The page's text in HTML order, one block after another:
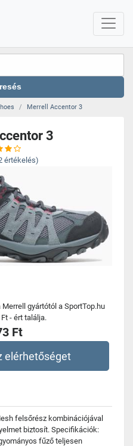
Merrell Accentor 3
3
értékelés)
gyártótól a SportTop.hu
- ért találja.
Ft
elérhetőséget
felsőrész kombinációjával
biztosít. Specifikációk:
fűző teljesen